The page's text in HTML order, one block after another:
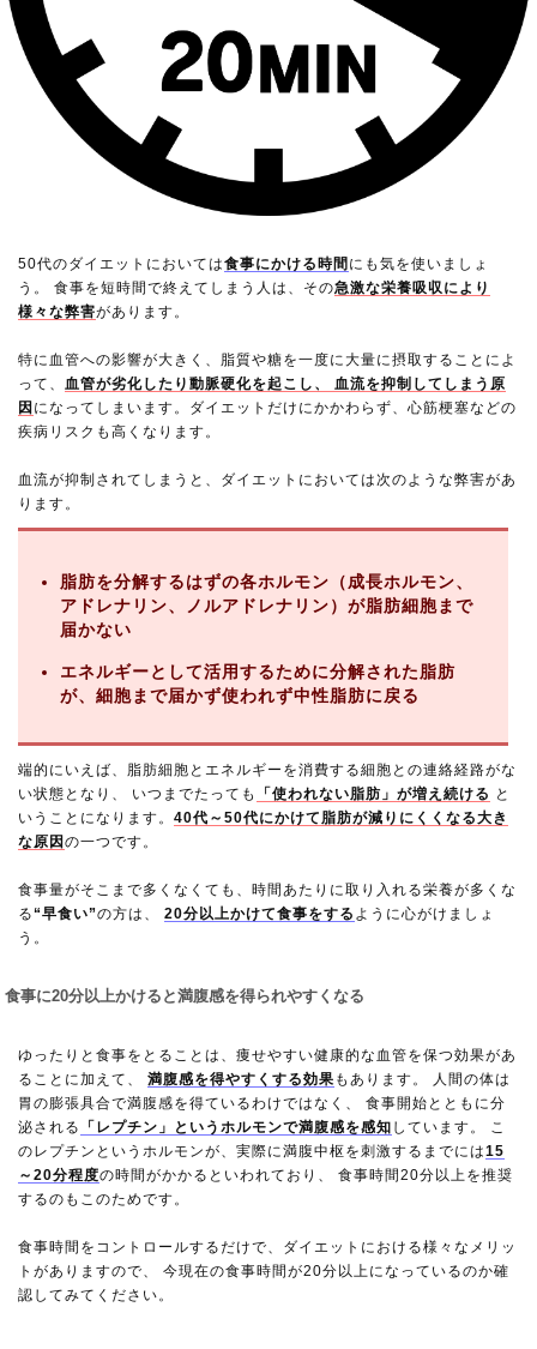
50代のダイエットにおいては食事にかける時間 にも気を使いましょ
う。 食事を短時間で終えてしまう人は、その急激な栄養吸収により
様々な弊害があります。
特に血管への影響が大きく、脂質や糖を一度に大量に摂取することによ
って、血管が劣化したり動脈硬化を起こし、 血流を抑制してしまう原
因 になってしまいます。ダイエットだけにかかわらず、心筋梗塞などの
疾病リスクも高くなります。
血流が抑制されてしまうと、ダイエットにおいては次のような弊害があ
ります。
脂肪を分解するはずの各ホルモン（成長ホルモン、
アドレナリン、ノルアドレナリン）が脂肪細胞まで
届かない
エネルギーとして活用するために分解された脂肪
が、細胞まで届かず使われず中性脂肪に戻る
端的にいえば、脂肪細胞とエネルギーを消費する細胞との連絡経路がな
い状態となり、 いつまでたっても
「使われない脂肪」が増え続ける と
いうことになります。40代～50代にかけて脂肪が減りにくくなる大き
な原因の一つです。
食事量がそこまで多くなくても、時間あたりに取り入れる栄養が多くな
る“早食い”の方は、20分以上かけて食事をする ように心がけましょ
う。
食事に20分以上かけると満腹感を得られやすくなる
ゆったりと食事をとることは、痩せやすい健康的な血管を保つ効果があ
ることに加えて、満腹感を得やすくする効果 もあります。 人間の体は
胃の膨張具合で満腹感を得ているわけではなく、 食事開始とともに分
泌される
「レプチン」というホルモンで満腹感を感知 しています。 こ
のレプチンというホルモンが、実際に満腹中枢を刺激するまでには15
～20分程度の時間がかかるといわれており、 食事時間20分以上を推奨
するのもこのためです。
食事時間をコントロールするだけで、ダイエットにおける様々なメリッ
トがありますので、 今現在の食事時間が20分以上になっているのか確
認してみてください。